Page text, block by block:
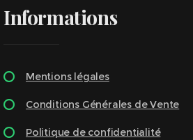
Informations
Mentions légales
Conditions Générales de Vente
Politique de confidentialité